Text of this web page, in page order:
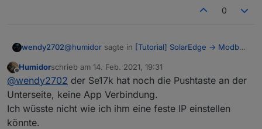
0
wendy2702@humidor sagte in [Tutorial] SolarEdge -> Modbus
Ja, der SE hat eine andere IP angenommen.
Nach einem Strom aus/ein hat er dann
wieder die richtige gehabt.
Damit fkt. die feste (DHCP) IP Vergabe der
Bei mir funktioniert die Feste IP Vergabe in der FB
7590 mit IOS7.21 problemlos.
Offline
Humidorschrieb am 14. Feb. 2021, 19:31
zuletzt editiert von
@wendy2702 der Se17k hat noch die Pushtaste an der
Unterseite, keine App Verbindung.
Ich wüsste nicht wie ich ihm eine feste IP einstellen
könnte.